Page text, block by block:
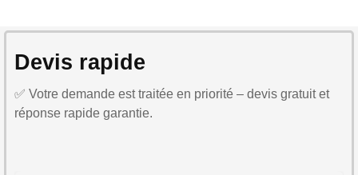
Devis rapide
✅ Votre demande est traitée en priorité – devis gratuit et
réponse rapide garantie.